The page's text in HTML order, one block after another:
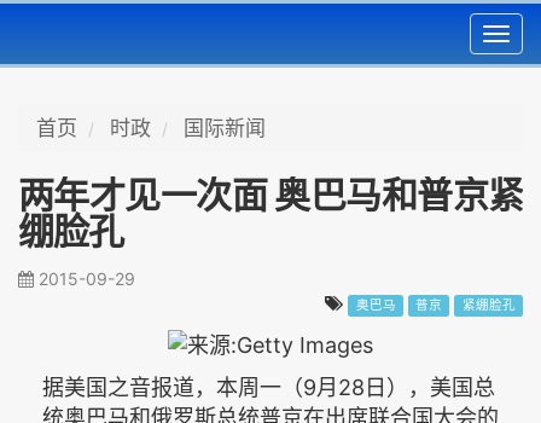
首页 时政 国际新闻
两年才见一次面 奥巴马和普京紧
绷脸孔
2015-09-29
奥巴马 普京 紧綳脸孔
据美国之音报道，本周一（9月28日），美国总
统奥巴马和俄罗斯总统普京在出席联合国大会的